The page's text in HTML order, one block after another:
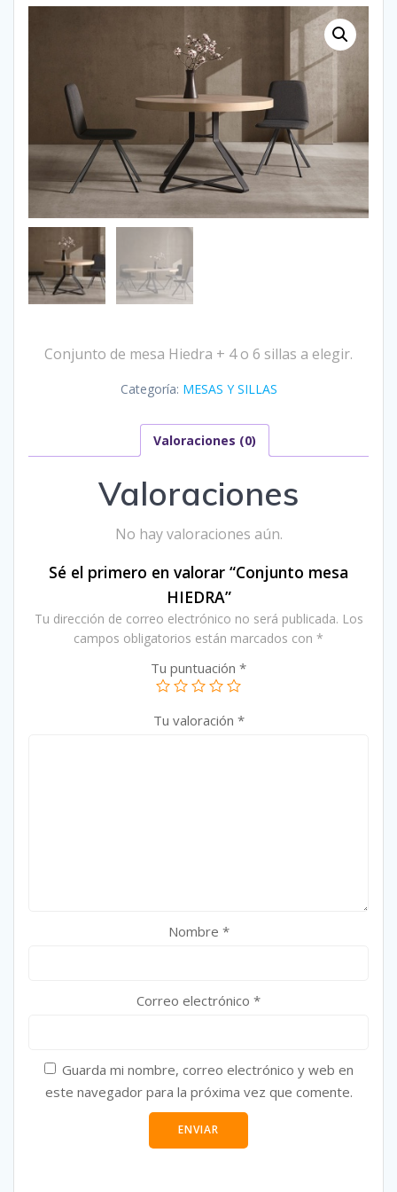
Conjunto de mesa Hiedra + 4 o 6 sillas a elegir.
Categoría: MESAS Y SILLAS
Valoraciones (0)
Valoraciones
No hay valoraciones aún.
Sé el primero en valorar “Conjunto mesa
HIEDRA”
Tu dirección de correo electrónico no será publicada. Los
campos obligatorios están marcados con *
Tu puntuación *
Tu valoración *
Nombre *
Correo electrónico *
Guarda mi nombre, correo electrónico y web en
este navegador para la próxima vez que comente.